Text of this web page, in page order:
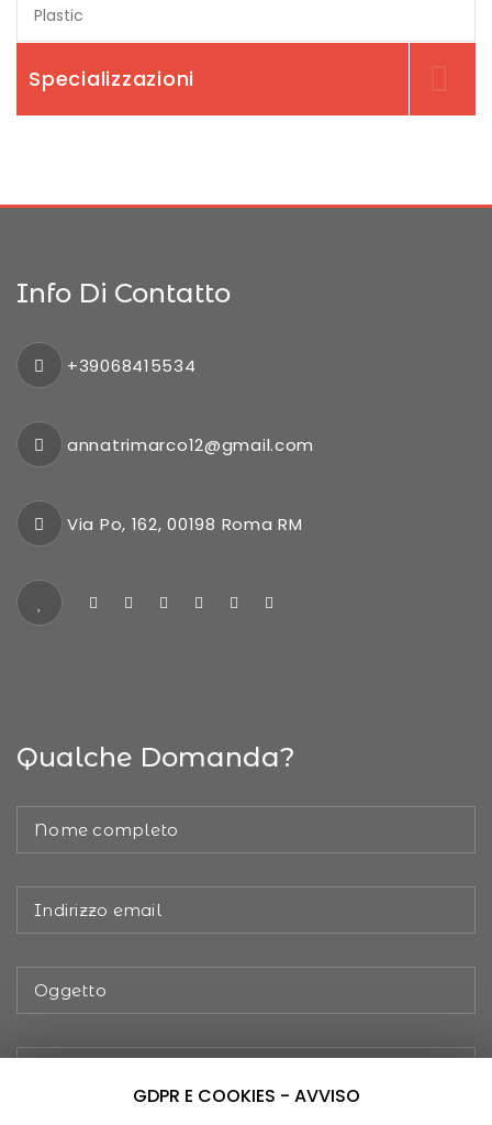
Plastic
Specializzazioni
Info Di Contatto
+39068415534
annatrimarco12@gmail.com
Via Po, 162, 00198 Roma RM
Qualche Domanda?
GDPR E COOKIES - AVVISO